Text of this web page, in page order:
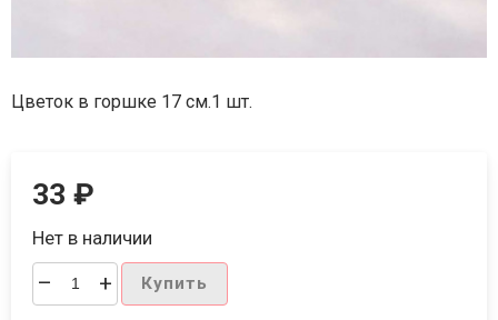
Цветок в горшке 17 см.1 шт.
33₽
Нет в наличии
– + Купить